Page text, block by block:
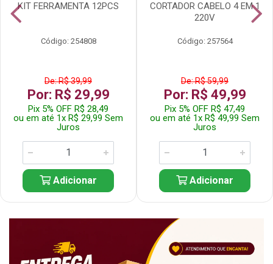
KIT FERRAMENTA 12PCS
Código: 254808
De: R$ 39,99
Por: R$ 29,99
Pix 5% OFF R$ 28,49
ou em até 1x R$ 29,99 Sem
Juros
Adicionar
CORTADOR CABELO 4 EM 1
220V
Código: 257564
De: R$ 59,99
Por: R$ 49,99
Pix 5% OFF R$ 47,49
ou em até 1x R$ 49,99 Sem
Juros
Adicionar